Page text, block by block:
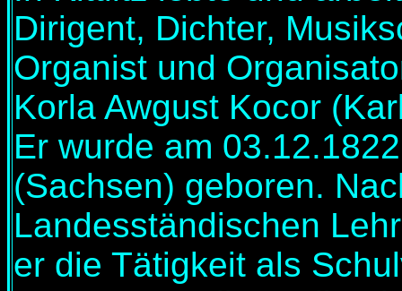
Dirigent, Dichter,
Organist und
Korla Awgust Kocor
Er wurde am
(Sachsen) geboren.
Landesständischen
er die Tätigkeit als